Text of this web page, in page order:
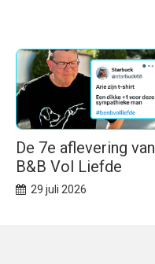
De 7e aflevering van
B&B Vol Liefde
29 juli 2026